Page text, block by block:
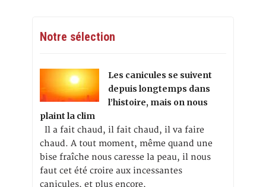
Notre sélection
Les canicules se suivent
depuis longtemps dans
l’histoire, mais on nous
plaint la clim
Il a fait chaud, il fait chaud, il va faire
chaud. A tout moment, même quand une
bise fraîche nous caresse la peau, il nous
faut cet été croire aux incessantes
canicules, et plus encore,